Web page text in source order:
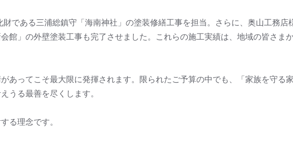
である三浦総鎮守「海南神社」の塗装修繕工事を担当。さらに、奥山工務店
館」の外壁塗装工事も完了させました。これらの施工実績は、地域の皆さま
あってこそ最大限に発揮されます。限られたご予算の中でも、「家族を守る
うる最善を尽くします。
る理念です。